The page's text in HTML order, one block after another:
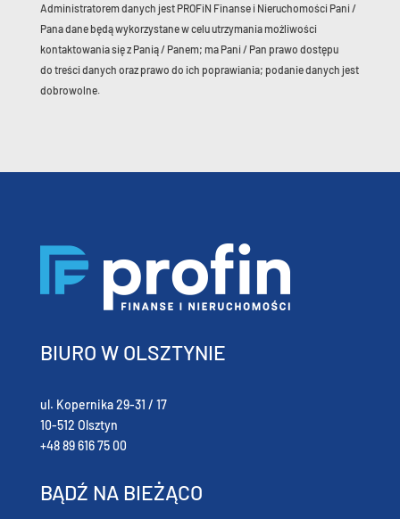
Administratorem danych jest PROFiN Finanse i Nieruchomości Pani /
Pana dane będą wykorzystane w celu utrzymania możliwości
kontaktowania się z Panią / Panem; ma Pani / Pan prawo dostępu
do treści danych oraz prawo do ich poprawiania; podanie danych jest
dobrowolne.
BIURO W OLSZTYNIE
ul. Kopernika 29-31 / 17
10-512 Olsztyn
+48 89 616 75 00
BĄDŹ NA BIEŻĄCO